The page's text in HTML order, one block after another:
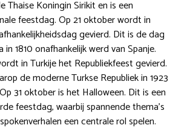
Thaise Koningin Sirikit en is een
feestdag. Op 21 oktober wordt in
gevierd. Dit is de dag
1810 onafhankelijk werd van Spanje.
in Turkije het Republiekfeest gevierd.
de moderne Turkse Republiek in 1923
31 oktober is het Halloween. Dit is een
feestdag, waarbij spannende thema’s
een centrale rol spelen.